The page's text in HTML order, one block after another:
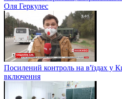
Оля Геркулес
Посилений контроль на в'їздах у
включення